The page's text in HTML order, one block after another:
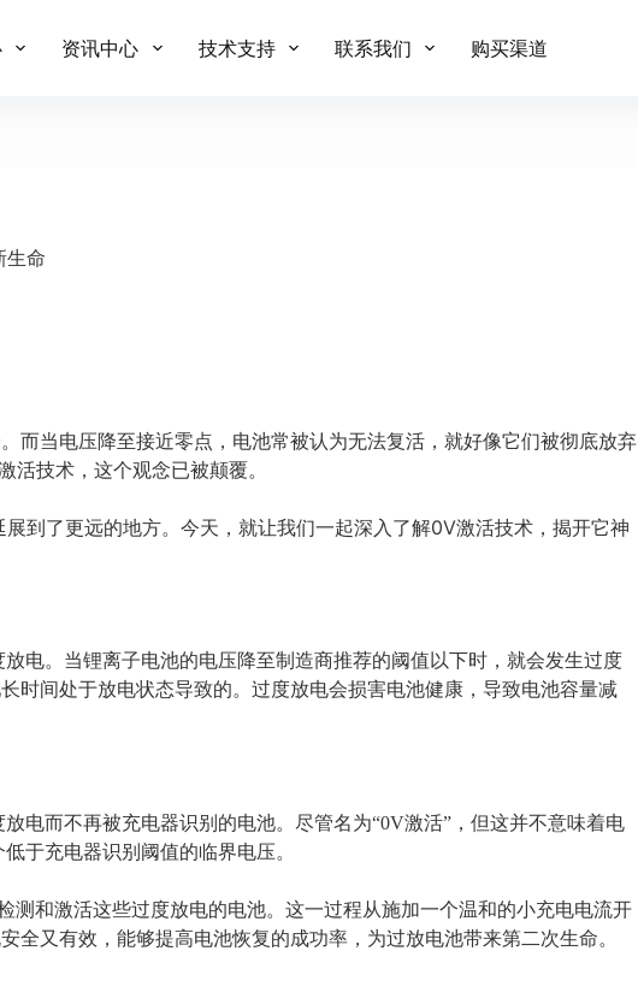
资讯中心 技术支持 联系我们 购买渠道
生命
而当电压降至接近零点，电池常被认为无法复活，就好像它们被彻底放弃
技术，这个观念已被颠覆。
到了更远的地方。今天，就让我们一起深入了解0V激活技术，揭开它神
电。当锂离子电池的电压降至制造商推荐的阈值以下时，就会发生过度
时间处于放电状态导致的。过度放电会损害电池健康，导致电池容量减
电而不再被充电器识别的电池。尽管名为“0V激活”，但这并不意味着电
于充电器识别阈值的临界电压。
测和激活这些过度放电的电池。这一过程从施加一个温和的小充电电流开
全又有效，能够提高电池恢复的成功率，为过放电池带来第二次生命。